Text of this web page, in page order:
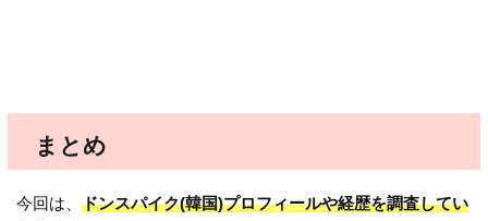
まとめ
今回は、ドンスパイク(韓国)プロフィールや経歴を調査してい